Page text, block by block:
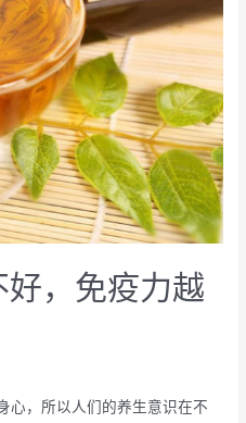
，免疫力越
心，所以人们的养生意识在不